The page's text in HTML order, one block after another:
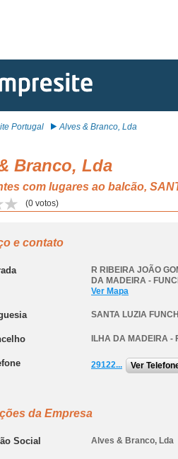
Portugal Alves & Branco, Lda
Branco, Lda
com lugares ao balcão,
(0 votos)
e contato
R RIBEIRA JOÃO
DA MADEIRA -
Ver Mapa
SANTA LUZIA
ILHA DA MADEIRA -
29122... Ver
da Empresa
Social Alves & Branco, Lda